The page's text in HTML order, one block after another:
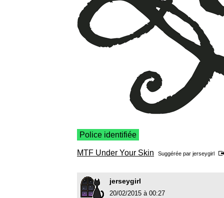
Police identifiée
MTF Under Your Skin Suggérée par jerseygirl
jerseygirl
20/02/2015 à 00:27